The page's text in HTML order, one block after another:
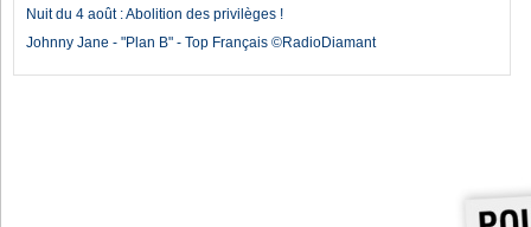
Nuit du 4 août : Abolition des privilèges !
Johnny Jane - "Plan B" - Top Français ©RadioDiamant